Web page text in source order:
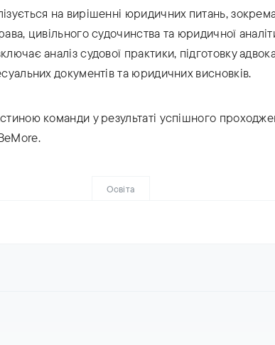
на вирішенні юридичних питань,
цивільного судочинства та юридичної
аналіз судової практики, підготовку
документів та юридичних висновків.
команди у результаті успішного
Освіта